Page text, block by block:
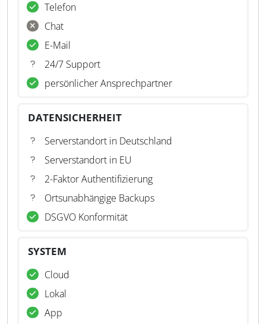
Telefon
Chat
E-Mail
24/7 Support
persönlicher Ansprechpartner
DATENSICHERHEIT
Serverstandort in Deutschland
Serverstandort in EU
2-Faktor Authentifizierung
Ortsunabhängige Backups
DSGVO Konformität
SYSTEM
Cloud
Lokal
App